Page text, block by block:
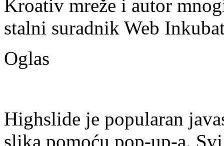
Kroativ mreže i autor
stalni suradnik Web
Oglas
Highslide je popularan
slika pomoću pop-up-a.